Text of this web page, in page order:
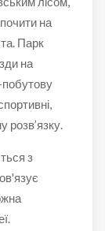
на
Парк
на
розв’язку.
з